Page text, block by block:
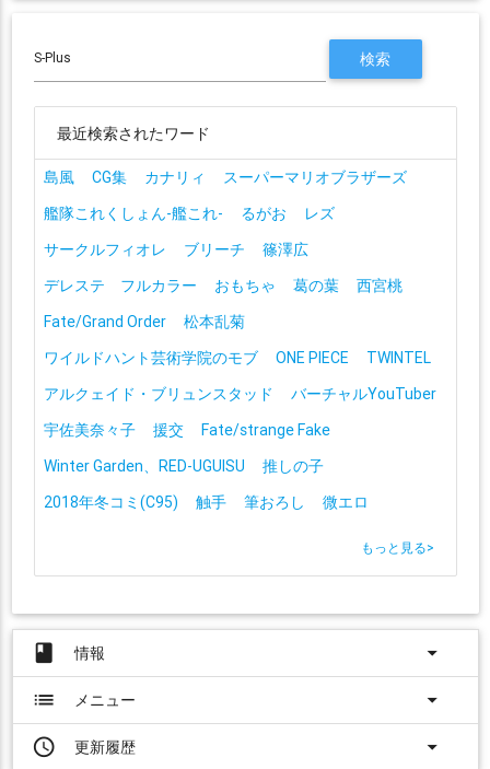
最近検索されたワード
島風 CG集 カナリィ
スーパーマリオブラザーズ
艦隊これくしょん-艦これ-
るがお
レズ
サークルフィオレ
ブリーチ
篠澤広
デレステ フルカラー
おもちゃ 葛の葉
西宮桃
Fate/Grand Order
松本乱菊
ワイルドハント芸術学院のモブ
ONE PIECE
TWINTEL
アルクェイド・ブリュンスタッド
バーチャルYouTuber
宇佐美奈々子
援交
Fate/strange Fake
Winter Garden、RED-UGUISU
推しの子
2018年冬コミ(C95)
触手 筆おろし 微エロ
もっと見る>
book 情報
arrow_drop_down
list
メニュー
arrow_drop_down
access_time
更新履歴 arrow_drop_down